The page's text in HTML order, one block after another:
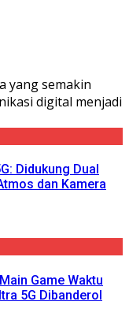
yang semakin
digital menjadi
Didukung Dual
dan Kamera
Game Waktu
5G Dibanderol